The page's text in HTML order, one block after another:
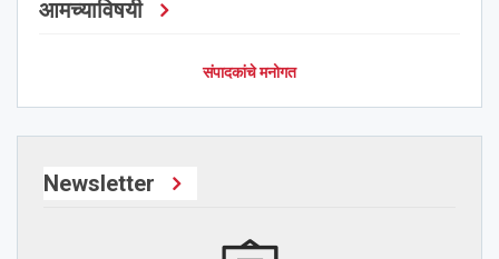
आमच्याविषयी
संपादकांचे मनोगत
Newsletter